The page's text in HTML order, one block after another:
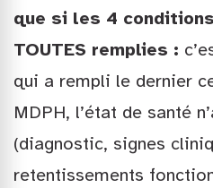
que si les 4
TOUTES remplies :
qui a rempli le dernier
MDPH, l’état de santé
(diagnostic, signes
retentissements